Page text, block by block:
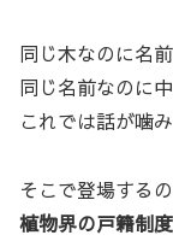
同じ木なのに名前
同じ名前なのに中
これでは話が噛み
そこで登場するの
植物界の戸籍制度